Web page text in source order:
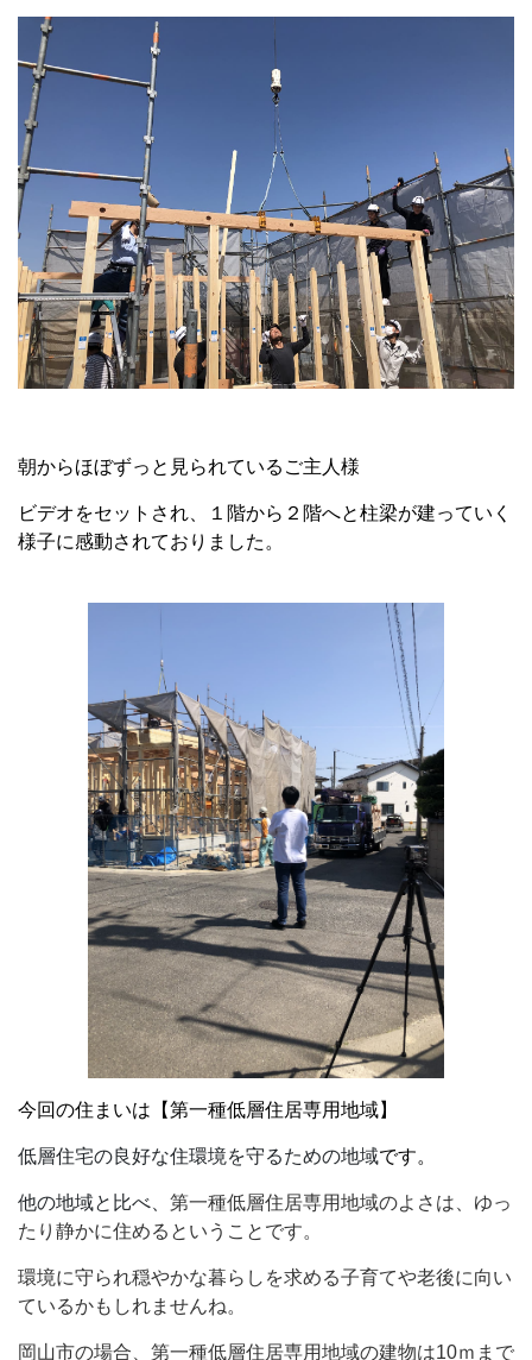
朝からほぼずっと見られているご主人様
ビデオをセットされ、１階から２階へと柱梁が建っていく
様子に感動されておりました。
今回の住まいは【第一種低層住居専用地域】
低層住宅の良好な住環境を守るための地域です。
他の地域と比べ、 第一種低層住居専用地域のよさは、ゆっ
たり静かに住めるということです。
環境に守られ穏やかな暮らしを求める子育てや老後に向い
ているかもしれませんね。
岡山市の場合、第一種低層住居専用地域の建物は10ｍまで